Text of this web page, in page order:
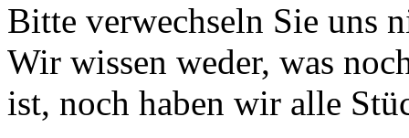
Bitte verwechseln Sie uns
Wir wissen weder, was
ist, noch haben wir alle